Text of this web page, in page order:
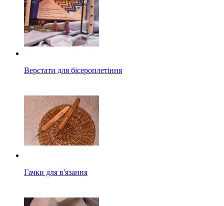
Верстати для бісероплетіння
Гачки для в'язання